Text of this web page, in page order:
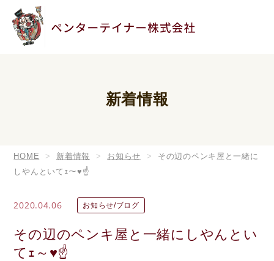
新着情報
HOME 新着情報 お知らせ
その辺のペンキ屋と一緒に
しやんといてｪ～♥️☝️
2020.04.06 お知らせ/ブログ
その辺のペンキ屋と一緒にしやんとい
てｪ～♥️☝️